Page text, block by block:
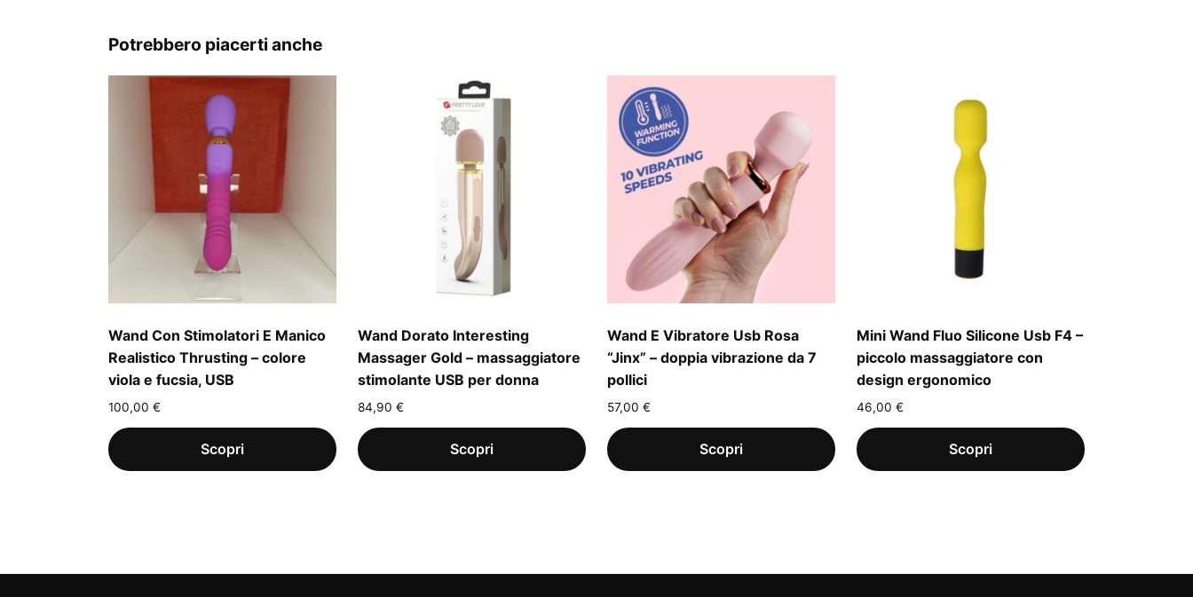
Potrebbero piacerti anche
Wand Con Stimolatori E Manico
Realistico Thrusting – colore
viola e fucsia, USB
100,00 €
Wand Dorato Interesting
Massager Gold – massaggiatore
stimolante USB per donna
84,90 €
Wand E Vibratore Usb Rosa
“Jinx” – doppia vibrazione da 7
pollici
57,00 €
Mini Wand Fluo Silicone Usb F4 –
piccolo massaggiatore con
design ergonomico
46,00 €